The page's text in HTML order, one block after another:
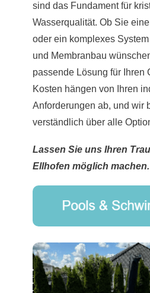
sind das Fundament für
Wasserqualität. Ob Sie
oder ein komplexes
und Membranbau
passende Lösung für Ihren
Kosten hängen von Ihren
Anforderungen ab, und wir
verständlich über alle
Lassen Sie uns Ihren
Ellhofen möglich machen.